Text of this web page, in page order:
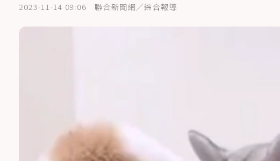
2023-11-14 09:06 聯合新聞網／綜合報導